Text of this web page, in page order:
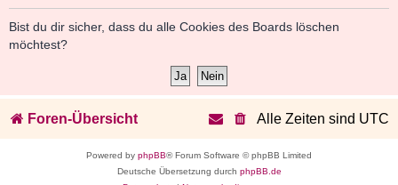
Bist du dir sicher, dass du alle Cookies des Boards löschen
möchtest?
Foren-Übersicht Alle Zeiten sind UTC
Powered by phpBB® Forum Software © phpBB Limited
Deutsche Übersetzung durch phpBB.de